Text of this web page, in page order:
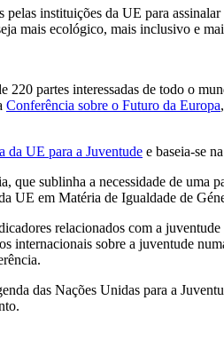
pelas instituições da UE para assinalar
mais ecológico, mais inclusivo e
partes interessadas de todo o
Conferência sobre o Futuro da Europa
da UE para a Juventude e baseia-se na
sublinha a necessidade de
em Matéria de Igualdade de
relacionados com a
sobre a juventude
das Nações Unidas para a